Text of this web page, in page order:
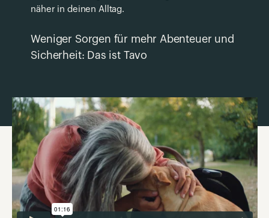
näher in deinen Alltag.
Weniger Sorgen für mehr Abenteuer und
Sicherheit: Das ist Tavo